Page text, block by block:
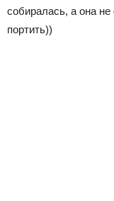
собиралась, а она
портить))